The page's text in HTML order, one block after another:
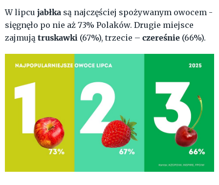
W lipcu jabłka są najczęściej spożywanym owocem -
sięgnęło po nie aż 73% Polaków. Drugie miejsce
zajmują truskawki (67%), trzecie – czereśnie (66%).